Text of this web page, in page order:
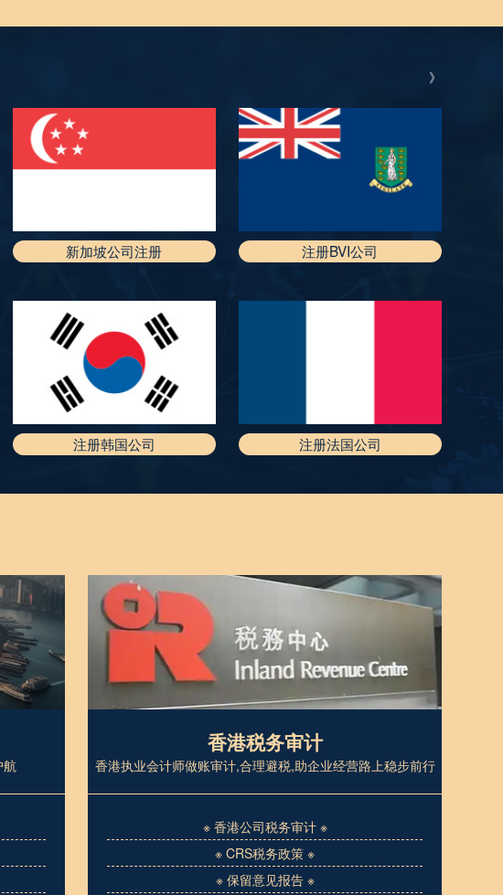
》
新加坡公司注册 注册BVI公司
注册韩国公司 注册法国公司
香港税务审计
香港执业会计师做账审计,合理避税,助企业经营路上稳步前行
※ 香港公司税务审计 ※
※ CRS税务政策 ※
※ 保留意见报告 ※